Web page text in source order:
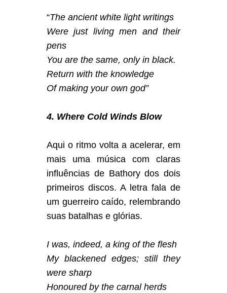
“The ancient white light writings
Were just living men and their
pens
You are the same, only in black.
Return with the knowledge
Of making your own god”
4. Where Cold Winds Blow
Aqui o ritmo volta a acelerar, em
mais uma música com claras
influências de Bathory dos dois
primeiros discos. A letra fala de
um guerreiro caído, relembrando
suas batalhas e glórias.
I was, indeed, a king of the flesh
My blackened edges; still they
were sharp
Honoured by the carnal herds